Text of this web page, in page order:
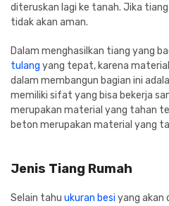
diteruskan lagi ke tanah. Jika
tidak akan aman.
Dalam menghasilkan tiang yang
tulang yang tepat, karena
dalam membangun bagian ini
memiliki sifat yang bisa bekerja
merupakan material yang tahan
beton merupakan material yang
Jenis Tiang Rumah
Selain tahu ukuran besi yang akan